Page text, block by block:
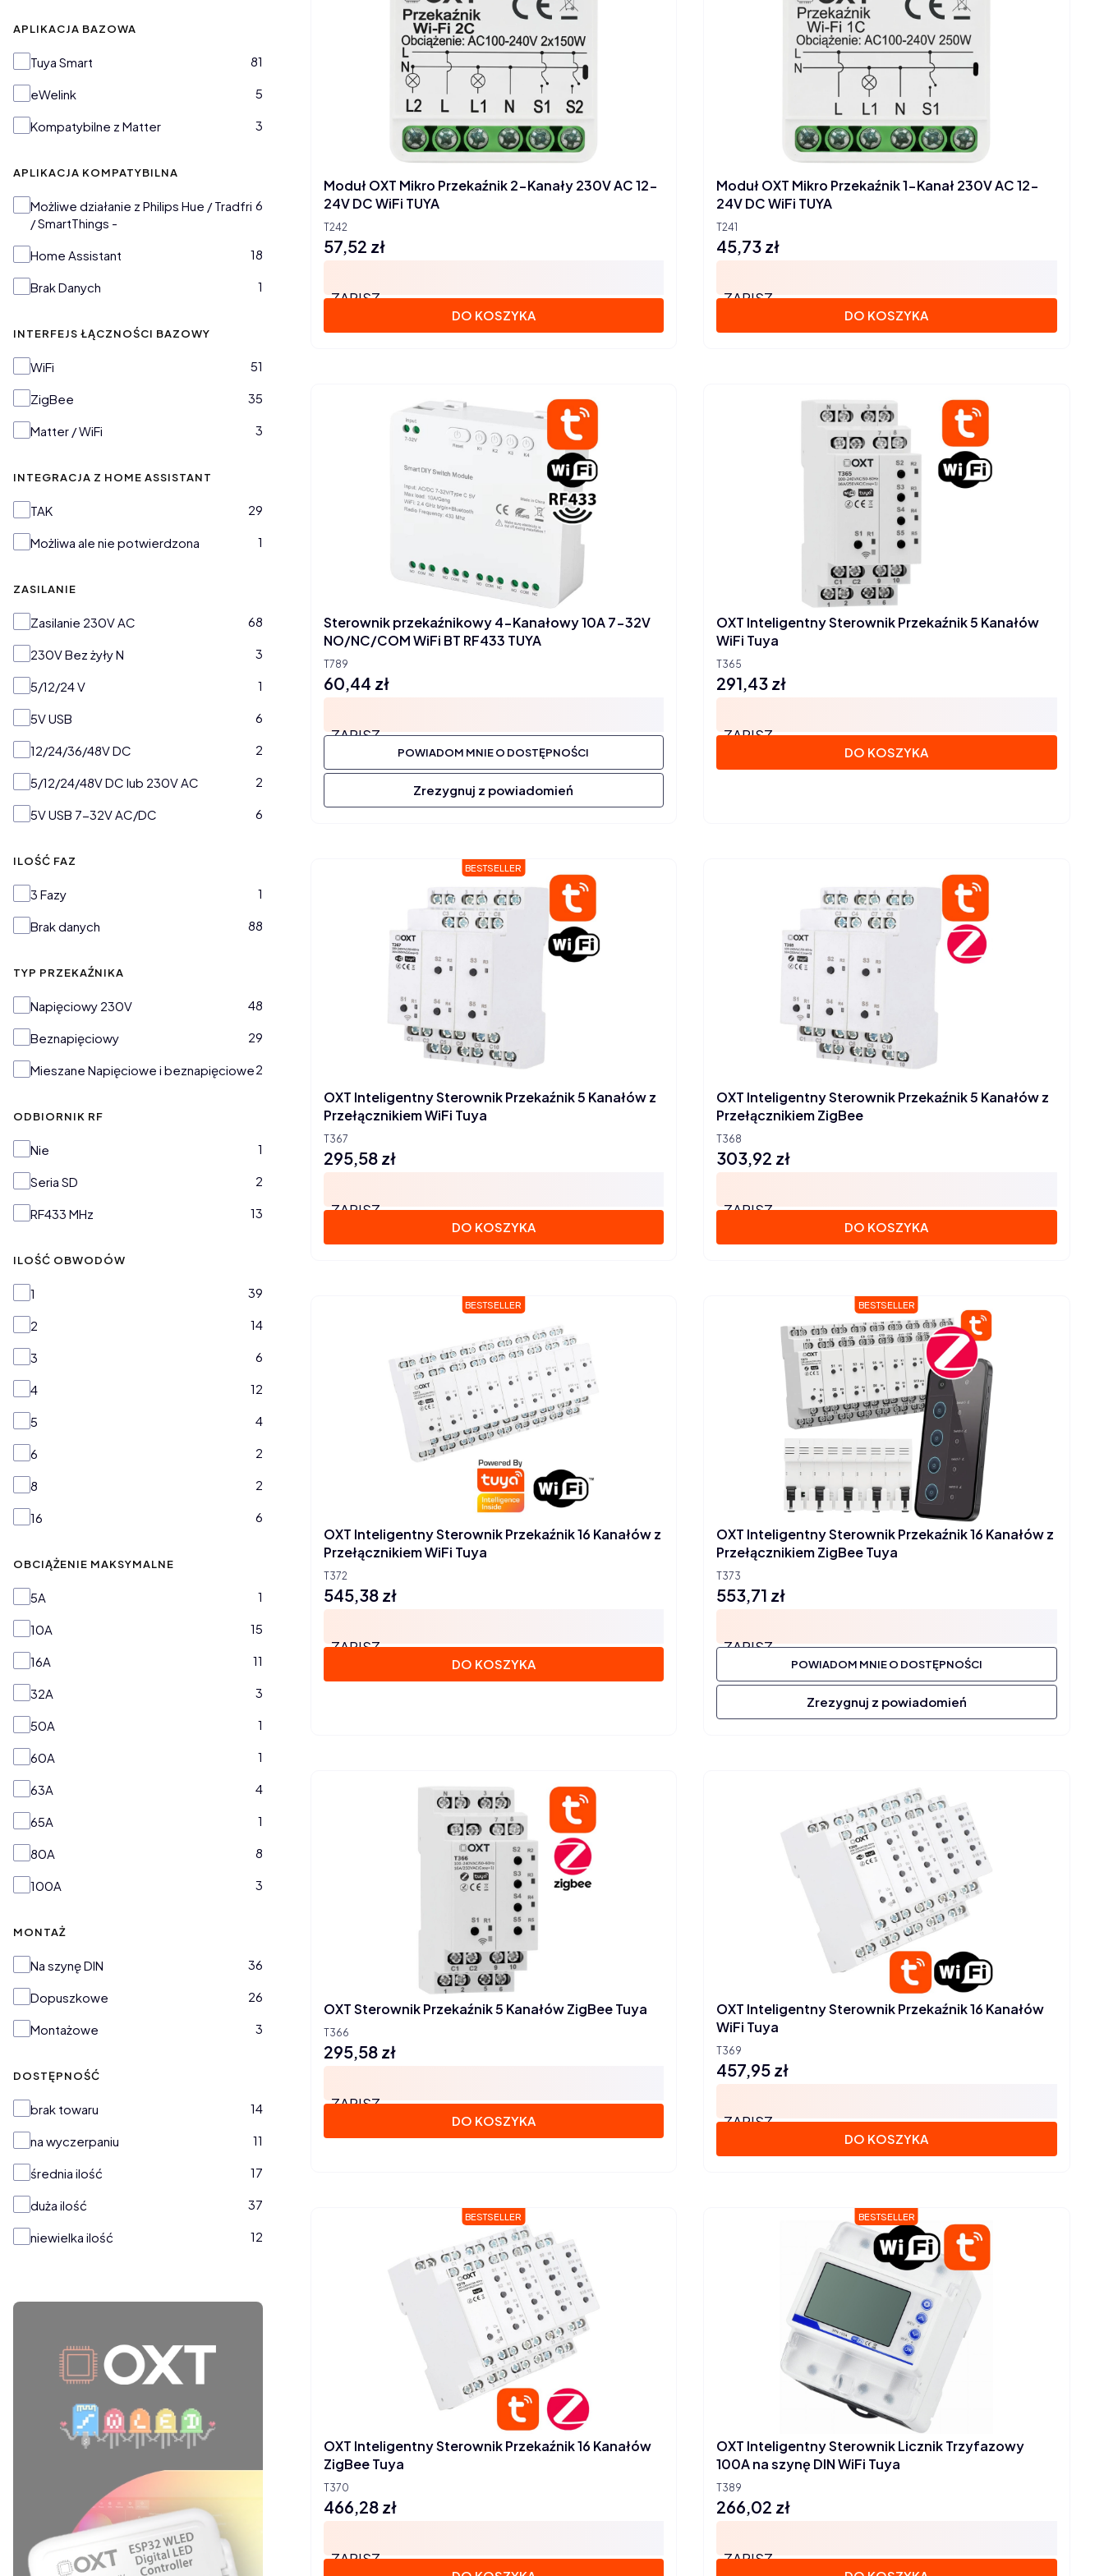
APLIKACJA BAZOWA
Aplikacja bazowa
Tuya Smart 81
eWelink 5
Kompatybilne z Matter 3
APLIKACJA KOMPATYBILNA
Aplikacja kompatybilna
Możliwe działanie z Philips Hue / Tradfri
/ SmartThings -
6
Home Assistant 18
Brak Danych 1
INTERFEJS ŁĄCZNOŚCI BAZOWY
Interfejs łączności bazowy
WiFi 51
ZigBee 35
Matter / WiFi 3
INTEGRACJA Z HOME ASSISTANT
Integracja z Home Assistant
TAK 29
Możliwa ale nie potwierdzona 1
ZASILANIE
Zasilanie Zasilanie 230V AC 68
230V Bez żyły N 3
5/12/24 V 1
5V USB 6
12/24/36/48V DC 2
5/12/24/48V DC lub 230V AC 2
5V USB 7-32V AC/DC 6
ILOŚĆ FAZ
Ilość FAZ
3 Fazy 1
Brak danych 88
TYP PRZEKAŹNIKA
Typ przekaźnika
Napięciowy 230V 48
Beznapięciowy 29
Mieszane Napięciowe i beznapięciowe2
ODBIORNIK RF
Odbiornik RF
Nie 1
Seria SD 2
RF433 MHz 13
ILOŚĆ OBWODÓW
Ilość obwodów
1 39
2 14
3 6
4 12
5 4
6 2
8 2
16 6
OBCIĄŻENIE MAKSYMALNE
Obciążenie maksymalne
5A 1
10A 15
16A 11
32A 3
50A 1
60A 1
63A 4
65A 1
80A 8
100A 3
MONTAŻ
Montaż
Na szynę DIN 36
Dopuszkowe 26
Montażowe 3
DOSTĘPNOŚĆ
Dostępność
brak towaru 14
na wyczerpaniu 11
średnia ilość 17
duża ilość 37
niewielka ilość 12
T242
Moduł OXT Mikro Przekaźnik 2-Kanały 230V AC 12-
24V DC WiFi TUYA
Cena
57,52 zł
ZAPISZ
DO KOSZYKA
T241
Moduł OXT Mikro Przekaźnik 1-Kanał 230V AC 12-
24V DC WiFi TUYA
Cena
45,73 zł
ZAPISZ
DO KOSZYKA
T789
Sterownik przekaźnikowy 4-Kanałowy 10A 7-32V
NO/NC/COM WiFi BT RF433 TUYA
Cena
60,44 zł
ZAPISZ
POWIADOM MNIE O DOSTĘPNOŚCI
Zrezygnuj z powiadomień
T365
OXT Inteligentny Sterownik Przekaźnik 5 Kanałów
WiFi Tuya
Cena
291,43 zł
ZAPISZ
DO KOSZYKA
BESTSELLER
T367
OXT Inteligentny Sterownik Przekaźnik 5 Kanałów z
Przełącznikiem WiFi Tuya
Cena
295,58 zł
ZAPISZ
DO KOSZYKA
T368
OXT Inteligentny Sterownik Przekaźnik 5 Kanałów z
Przełącznikiem ZigBee
Cena
303,92 zł
ZAPISZ
DO KOSZYKA
BESTSELLER
T372
OXT Inteligentny Sterownik Przekaźnik 16 Kanałów z
Przełącznikiem WiFi Tuya
Cena
545,38 zł
ZAPISZ
DO KOSZYKA
BESTSELLER
T373
OXT Inteligentny Sterownik Przekaźnik 16 Kanałów z
Przełącznikiem ZigBee Tuya
Cena
553,71 zł
ZAPISZ
POWIADOM MNIE O DOSTĘPNOŚCI
Zrezygnuj z powiadomień
T366
OXT Sterownik Przekaźnik 5 Kanałów ZigBee Tuya
Cena
295,58 zł
ZAPISZ
DO KOSZYKA
T369
OXT Inteligentny Sterownik Przekaźnik 16 Kanałów
WiFi Tuya
Cena
457,95 zł
ZAPISZ
DO KOSZYKA
BESTSELLER
T370
OXT Inteligentny Sterownik Przekaźnik 16 Kanałów
ZigBee Tuya
Cena
466,28 zł
ZAPISZ
BESTSELLER
T389
OXT Inteligentny Sterownik Licznik Trzyfazowy
100A na szynę DIN WiFi Tuya
Cena
266,02 zł
ZAPISZ